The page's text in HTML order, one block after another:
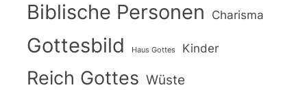
Biblische Personen Charisma
Gottesbild Haus Gottes Kinder
Reich Gottes Wüste